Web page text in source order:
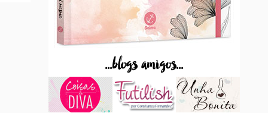
...blogs amigos...